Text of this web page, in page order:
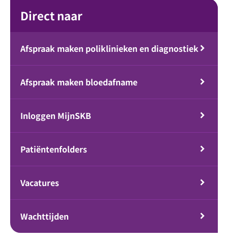
Direct naar
Afspraak maken poliklinieken en diagnostiek
Afspraak maken bloedafname
Inloggen MijnSKB
Patiëntenfolders
Vacatures
Wachttijden